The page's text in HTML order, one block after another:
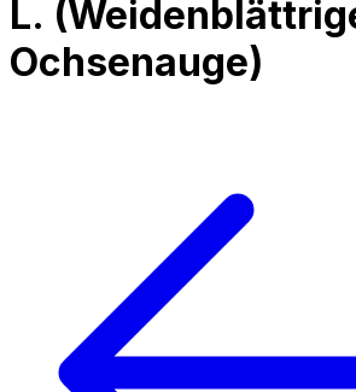
L. (
Ochsenauge)